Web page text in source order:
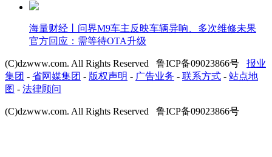
海量财经丨问界M9车主反映车辆异响、多次维修未果
官方回应：需等待OTA升级
(C)dzwww.com. All Rights Reserved 鲁ICP备09023866号 报业
集团 - 省网媒集团 - 版权声明 - 广告业务 - 联系方式 - 站点地
图 - 法律顾问
(C)dzwww.com. All Rights Reserved 鲁ICP备09023866号